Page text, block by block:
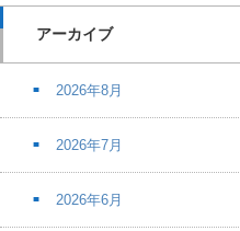
アーカイブ
2026年8月
2026年7月
2026年6月